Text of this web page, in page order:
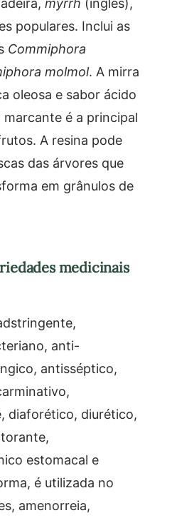
populares. Inclui as
Commiphora
molmol. A mirra
oleosa e sabor ácido
é a principal
A resina pode
das árvores que
em grânulos de
medicinais
anti-
antisséptico,
diaforético, diurético,
estomacal e
é utilizada no
amenorreia,